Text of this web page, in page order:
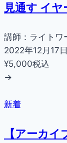
見通す イ
講師：ライトワ
2022年12月17
¥5,000税込
→
新着
【アーカ